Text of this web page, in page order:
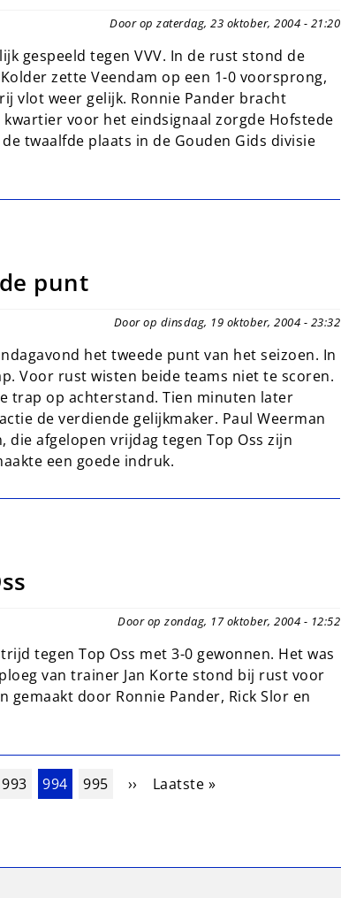
Door op zaterdag, 23 oktober, 2004 - 21:20
gespeeld tegen VVV. In de rust stond de
zette Veendam op een 1-0 voorsprong,
vlot weer gelijk. Ronnie Pander bracht
voor het eindsignaal zorgde Hofstede
twaalfde plaats in de Gouden Gids divisie
punt
Door op dinsdag, 19 oktober, 2004 - 23:32
het tweede punt van het seizoen. In
Voor rust wisten beide teams niet te scoren.
trap op achterstand. Tien minuten later
de verdiende gelijkmaker. Paul Weerman
afgelopen vrijdag tegen Top Oss zijn
een goede indruk.
Door op zondag, 17 oktober, 2004 - 12:52
tegen Top Oss met 3-0 gewonnen. Het was
van trainer Jan Korte stond bij rust voor
door Ronnie Pander, Rick Slor en
Pagina
993 Huidige pagina
994 Pagina
995 Volgende pagina
›› Laatste pagina
Laatste »